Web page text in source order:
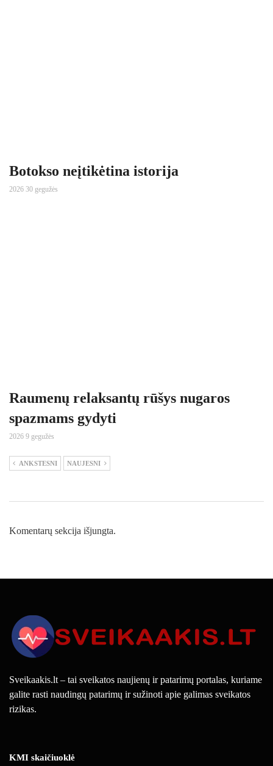
Botokso neįtikėtina istorija
2026 30 gegužės
Raumenų relaksantų rūšys nugaros
spazmams gydyti
2026 9 gegužės
ANKSTESNI NAUJESNI
Komentarų sekcija išjungta.
Sveikaakis.lt – tai sveikatos naujienų ir patarimų portalas, kuriame
galite rasti naudingų patarimų ir sužinoti apie galimas sveikatos
rizikas.
KMI skaičiuoklė